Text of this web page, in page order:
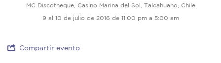
MC Discotheque, Casino Marina del Sol, Talcahuano, Chile
9 al 10 de julio de 2016 de 11:00 pm a 5:00 am
Compartir evento